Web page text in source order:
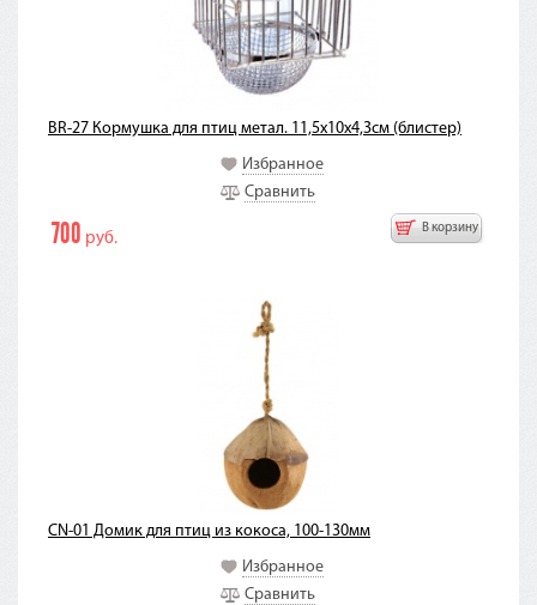
BR-27 Кормушка для птиц метал. 11,5х10х4,3см (блистер)
Избранное
Сравнить
В корзину
700 руб.
CN-01 Домик для птиц из кокоса, 100-130мм
Избранное
Сравнить